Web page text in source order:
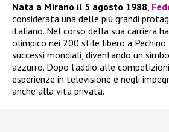
Nata a Mirano il 5 agosto 1988,
considerata una delle più grandi
italiano. Nel corso della sua carriera
olimpico nei 200 stile libero a Pechino
successi mondiali, diventando un
azzurro. Dopo l’addio alle
esperienze in televisione e negli
anche alla vita privata.